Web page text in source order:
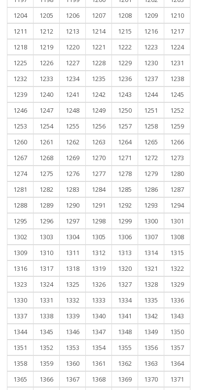
1204
1205 1206 1207 1208 1209
1210
1211
1212 1213 1214 1215 1216
1217
1218
1219 1220 1221 1222 1223
1224
1225
1226 1227 1228 1229 1230
1231
1232
1233 1234 1235 1236 1237
1238
1239
1240 1241 1242 1243 1244
1245
1246
1247 1248 1249 1250 1251
1252
1253
1254 1255 1256 1257 1258
1259
1260
1261 1262 1263 1264 1265
1266
1267
1268 1269 1270 1271 1272
1273
1274
1275 1276 1277 1278 1279
1280
1281
1282 1283 1284 1285 1286
1287
1288
1289 1290 1291 1292 1293
1294
1295
1296 1297 1298 1299 1300
1301
1302
1303 1304 1305 1306 1307
1308
1309
1310 1311 1312 1313 1314
1315
1316
1317 1318 1319 1320 1321
1322
1323
1324 1325 1326 1327 1328
1329
1330
1331 1332 1333 1334 1335
1336
1337
1338 1339 1340 1341 1342
1343
1344
1345 1346 1347 1348 1349
1350
1351
1352 1353 1354 1355 1356
1357
1358
1359 1360 1361 1362 1363
1364
1365
1366 1367 1368 1369 1370
1371